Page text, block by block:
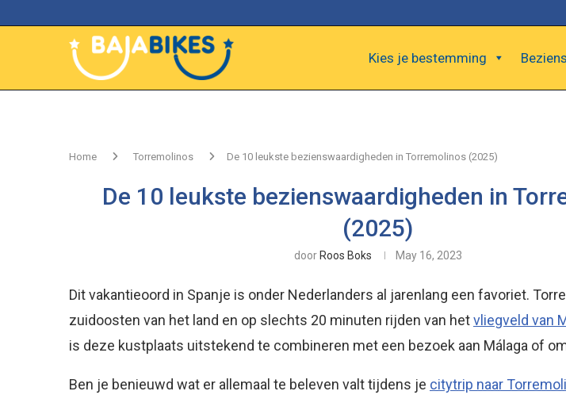
Kies je bestemming
Home Torremolinos De 10 leukste bezienswaardigheden in Torremolinos (2025)
De 10 leukste bezienswaardigheden in
(2025)
door Roos Boks May 16, 2023
Dit vakantieoord in Spanje is onder Nederlanders al jarenlang een favoriet.
zuidoosten van het land en op slechts 20 minuten rijden van hetvliegveld van
is deze kustplaats uitstekend te combineren met een bezoek aan Málaga of
Ben je benieuwd wat er allemaal te beleven valt tijdens je citytrip naar